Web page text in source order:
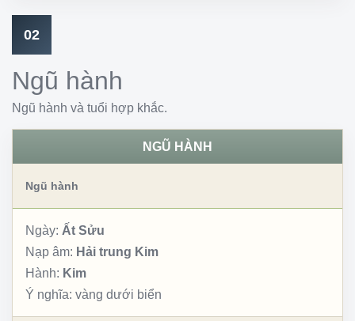
02
Ngũ hành
Ngũ hành và tuổi hợp khắc.
NGŨ HÀNH
Ngũ hành
Ngày: Ất Sửu
Nạp âm: Hải trung Kim
Hành: Kim
Ý nghĩa: vàng dưới biển